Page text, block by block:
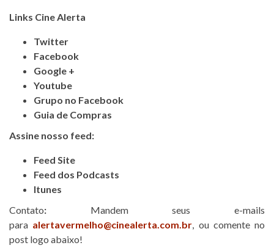
Links Cine Alerta
Twitter
Facebook
Google +
Youtube
Grupo no Facebook
Guia de Compras
Assine nosso feed:
Feed Site
Feed dos Podcasts
Itunes
Contato: Mandem seus e-mails
para alertavermelho@cinealerta.com.br , ou comente no
post logo abaixo!